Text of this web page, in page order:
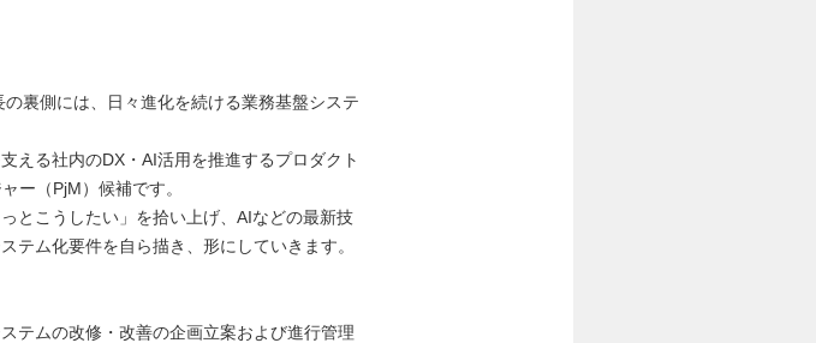
裏側には、日々進化を続ける業務基盤システ
える社内のDX・AI活用を推進するプロダクト
ー（PjM）候補です。
とこうしたい」を拾い上げ、AIなどの最新技
テム化要件を自ら描き、形にしていきます。
テムの改修・改善の企画立案および進行管理